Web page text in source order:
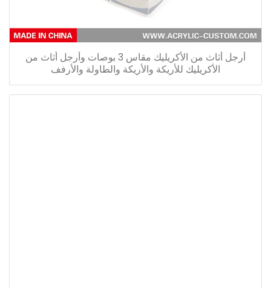
أرجل أثاث من الأكريليك مقاس 3 بوصات وأرجل أثاث من
الأكريليك للأريكة والأريكة والطاولة والأرفف